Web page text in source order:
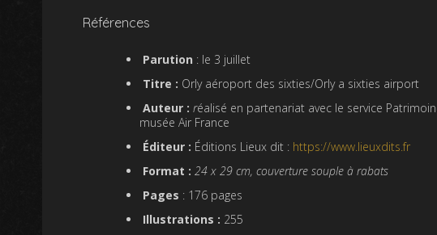
Références
Parution : le 3 juillet
Titre : Orly aéroport des sixties/Orly a sixties airport
Auteur :réalisé en partenariat avec le service
musée Air France
Éditeur : Éditions Lieux dit : https://www.lieuxdits.fr
Format :24 x 29 cm, couverture souple à rabats
Pages : 176 pages
Illustrations : 255